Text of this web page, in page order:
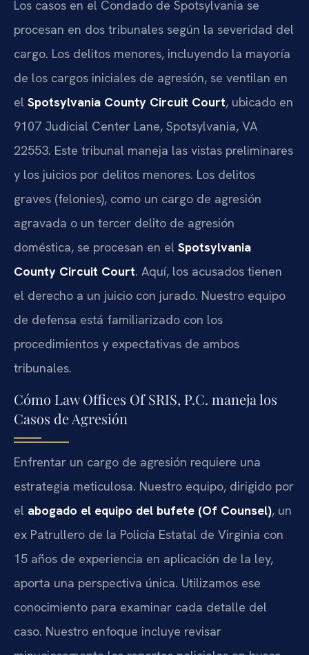
Los casos en el Condado de Spotsylvania se
procesan en dos tribunales según la severidad del
cargo. Los delitos menores, incluyendo la mayoría
de los cargos iniciales de agresión, se ventilan en
el Spotsylvania County Circuit Court, ubicado en
9107 Judicial Center Lane, Spotsylvania, VA
22553. Este tribunal maneja las vistas preliminares
y los juicios por delitos menores. Los delitos
graves (felonies), como un cargo de agresión
agravada o un tercer delito de agresión
doméstica, se procesan en el Spotsylvania
County Circuit Court. Aquí, los acusados tienen
el derecho a un juicio con jurado. Nuestro equipo
de defensa está familiarizado con los
procedimientos y expectativas de ambos
tribunales.
Cómo Law Offices Of SRIS, P.C. maneja los
Casos de Agresión
Enfrentar un cargo de agresión requiere una
estrategia meticulosa. Nuestro equipo, dirigido por
el abogado el equipo del bufete (Of Counsel), un
ex Patrullero de la Policía Estatal de Virginia con
15 años de experiencia en aplicación de la ley,
aporta una perspectiva única. Utilizamos ese
conocimiento para examinar cada detalle del
caso. Nuestro enfoque incluye revisar